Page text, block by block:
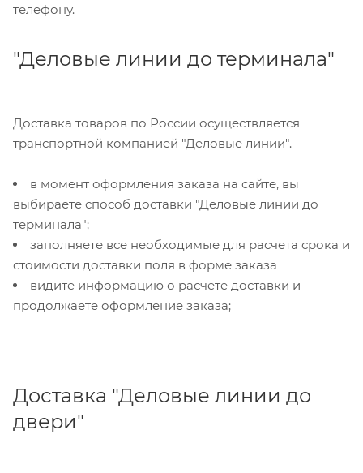
телефону.
"Деловые линии до терминала"
Доставка товаров по России осуществляется
транспортной компанией "Деловые линии".
в момент оформления заказа на сайте, вы
выбираете способ доставки "Деловые линии до
терминала";
заполняете все необходимые для расчета срока и
стоимости доставки поля в форме заказа
видите информацию о расчете доставки и
продолжаете оформление заказа;
Доставка "Деловые линии до
двери"